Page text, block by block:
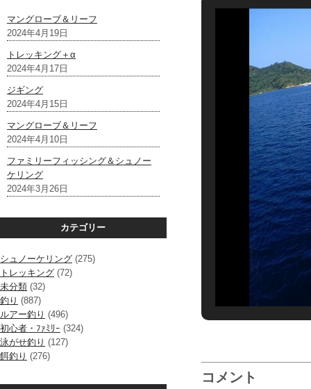
マングローブ＆リーフ
2024年4月19日
トレッキング＋α
2024年4月17日
ジギング
2024年4月15日
マングローブ＆リーフ
2024年4月10日
ファミリーフィッシング＆シュノー
ケリング
2024年3月26日
カテゴリー
シュノーケリング (275)
トレッキング (72)
未分類 (32)
釣り (887)
ルアー釣り (496)
初心者・ﾌｧﾐﾘｰ (324)
泳がせ釣り (127)
餌釣り (276)
コメント